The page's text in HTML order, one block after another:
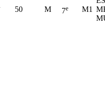
50 M 7e M1